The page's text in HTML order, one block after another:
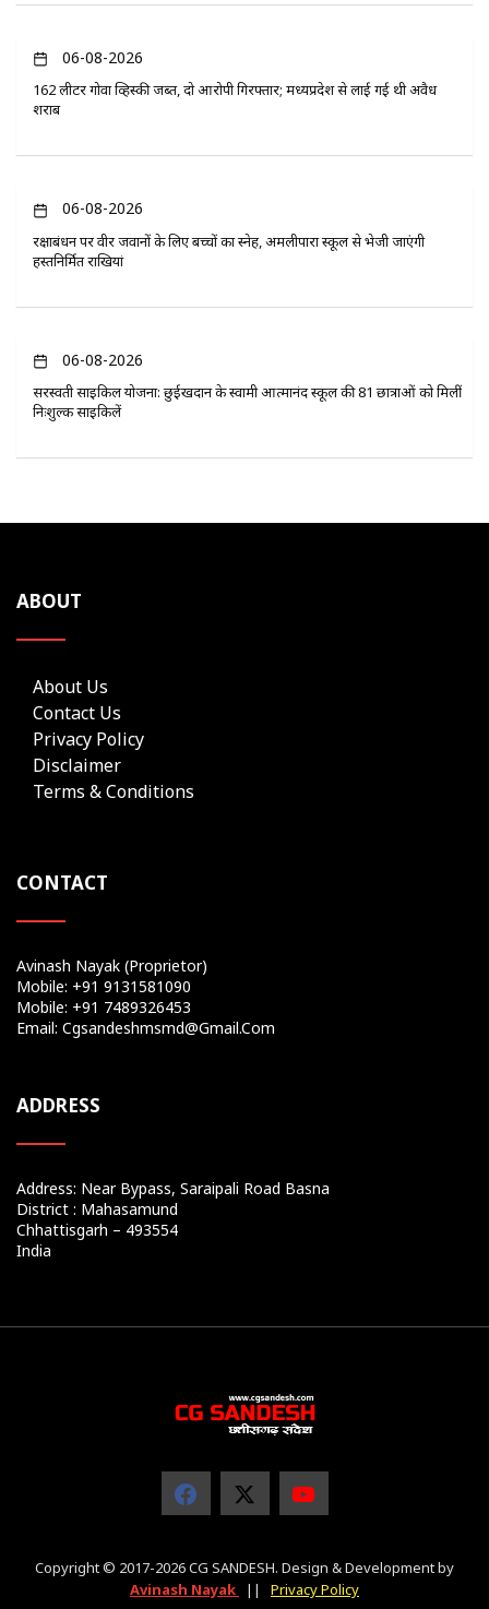
06-08-2026
162 लीटर गोवा व्हिस्की जब्त, दो आरोपी गिरफ्तार; मध्यप्रदेश से लाई गई थी अवैध
शराब
06-08-2026
रक्षाबंधन पर वीर जवानों के लिए बच्चों का स्नेह, अमलीपारा स्कूल से भेजी जाएंगी
हस्तनिर्मित राखियां
06-08-2026
सरस्वती साइकिल योजना: छुईखदान के स्वामी आत्मानंद स्कूल की 81 छात्राओं को मिलीं
निःशुल्क साइकिलें
ABOUT
About Us
Contact Us
Privacy Policy
Disclaimer
Terms & Conditions
CONTACT
Avinash Nayak (Proprietor)
Mobile: +91 9131581090
Mobile: +91 7489326453
Email: Cgsandeshmsmd@gmail.com
ADDRESS
Address: Near Bypass, Saraipali Road Basna
District : Mahasamund
Chhattisgarh – 493554
India
Copyright © 2017-2026 CG SANDESH. Design & Development by
Avinash Nayak
|| Privacy Policy